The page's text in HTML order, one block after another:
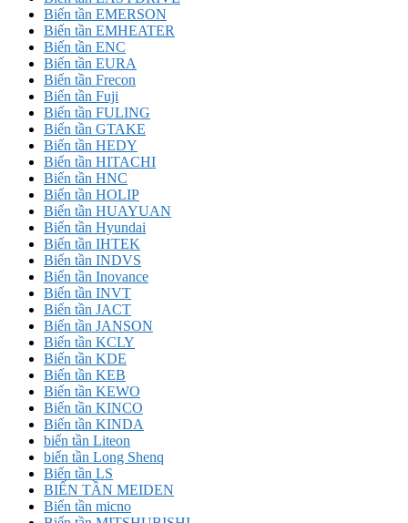
Biến tần EMERSON
Biến tần EMHEATER
Biến tần ENC
Biến tần EURA
Biến tần Frecon
Biến tần Fuji
Biến tần FULING
Biến tần GTAKE
Biến tần HEDY
Biến tần HITACHI
Biến tần HNC
Biến tần HOLIP
Biến tần HUAYUAN
Biến tần Hyundai
Biến tần IHTEK
Biến tần INDVS
Biến tần Inovance
Biến tần INVT
Biến tần JACT
Biến tần JANSON
Biến tần KCLY
Biến tần KDE
Biến tần KEB
Biến tần KEWO
Biến tần KINCO
Biến tần KINDA
biến tần Liteon
biến tần Long Shenq
Biến tần LS
BIẾN TẦN MEIDEN
Biến tần micno